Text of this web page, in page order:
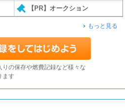
【PR】オークション
もっと見る
りの保存や燃費記録など様々な
ます